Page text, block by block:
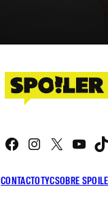
CONTACTOTYCSOBRE
Facebook
X